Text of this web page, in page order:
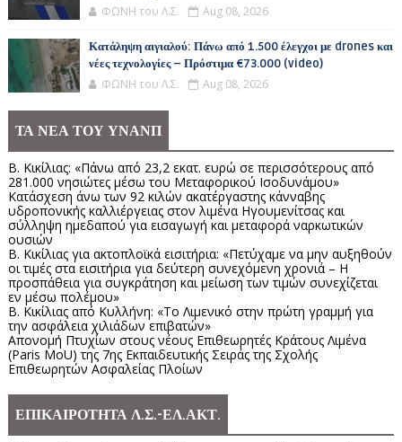
ΦΩΝΗ του Λ.Σ. Aug 08, 2026
Κατάληψη αιγιαλού: Πάνω από 1.500 έλεγχοι με drones και
νέες τεχνολογίες – Πρόστιμα €73.000 (video)
ΦΩΝΗ του Λ.Σ. Aug 08, 2026
ΤΑ ΝΕΑ ΤΟΥ ΥΝΑΝΠ
Β. Κικίλιας: «Πάνω από 23,2 εκατ. ευρώ σε περισσότερους από
281.000 νησιώτες μέσω του Μεταφορικού Ισοδυνάμου»
Κατάσχεση άνω των 92 κιλών ακατέργαστης κάνναβης
υδροπονικής καλλιέργειας στον λιμένα Ηγουμενίτσας και
σύλληψη ημεδαπού για εισαγωγή και μεταφορά ναρκωτικών
ουσιών
Β. Κικίλιας για ακτοπλοϊκά εισιτήρια: «Πετύχαμε να μην αυξηθούν
οι τιμές στα εισιτήρια για δεύτερη συνεχόμενη χρονιά – Η
προσπάθεια για συγκράτηση και μείωση των τιμών συνεχίζεται
εν μέσω πολέμου»
Β. Κικίλιας από Κυλλήνη: «Το Λιμενικό στην πρώτη γραμμή για
την ασφάλεια χιλιάδων επιβατών»
Απονομή Πτυχίων στους νέους Επιθεωρητές Κράτους Λιμένα
(Paris MoU) της 7ης Εκπαιδευτικής Σειράς της Σχολής
Επιθεωρητών Ασφαλείας Πλοίων
ΕΠΙΚΑΙΡΟΤΗΤΑ Λ.Σ.-ΕΛ.ΑΚΤ.